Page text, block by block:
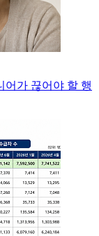
어가 끊어야 할 행